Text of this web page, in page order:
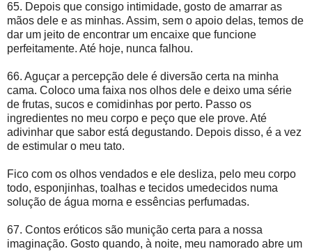
65. Depois que consigo intimidade, gosto de amarrar as
mãos dele e as minhas. Assim, sem o apoio delas, temos de
dar um jeito de encontrar um encaixe que funcione
perfeitamente. Até hoje, nunca falhou.
66. Aguçar a percepção dele é diversão certa na minha
cama. Coloco uma faixa nos olhos dele e deixo uma série
de frutas, sucos e comidinhas por perto. Passo os
ingredientes no meu corpo e peço que ele prove. Até
adivinhar que sabor está degustando. Depois disso, é a vez
de estimular o meu tato.
Fico com os olhos vendados e ele desliza, pelo meu corpo
todo, esponjinhas, toalhas e tecidos umedecidos numa
solução de água morna e essências perfumadas.
67. Contos eróticos são munição certa para a nossa
imaginação. Gosto quando, à noite, meu namorado abre um